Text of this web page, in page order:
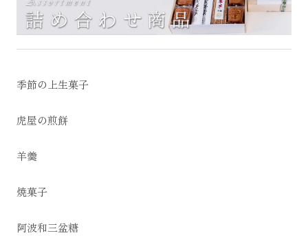
季節の上生菓子
虎屋の煎餅
羊羹
焼菓子
阿波和三盆糖